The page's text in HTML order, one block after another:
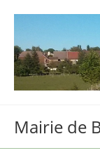
content
Mairie de